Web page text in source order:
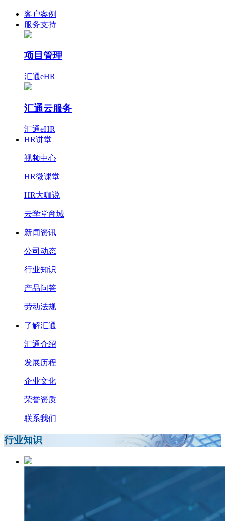
客户案例
服务支持
项目管理
汇通eHR
汇通云服务
汇通eHR
HR讲堂
视频中心
HR微课堂
HR大咖说
云学堂商城
新闻资讯
公司动态
行业知识
产品问答
劳动法规
了解汇通
汇通介绍
发展历程
企业文化
荣誉资质
联系我们
行业知识